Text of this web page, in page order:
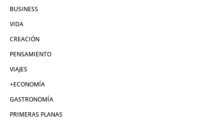
BUSINESS
VIDA
CREACIÓN
PENSAMIENTO
VIAJES
+ECONOMÍA
GASTRONOMÍA
PRIMERAS PLANAS